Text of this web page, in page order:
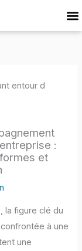
:
et
la figure clé du
à une
une